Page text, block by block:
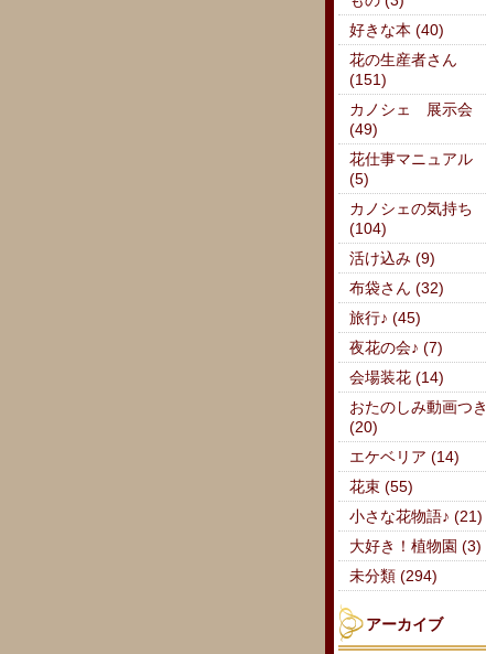
好きな本 (40)
花の生産者さん
(151)
カノシェ 展示会
(49)
花仕事マニュアル
(5)
カノシェの気持ち
(104)
活け込み (9)
布袋さん (32)
旅行♪ (45)
夜花の会♪ (7)
会場装花 (14)
おたのしみ動画つき
(20)
エケベリア (14)
花束 (55)
小さな花物語♪ (21)
大好き！植物園 (3)
未分類 (294)
アーカイブ